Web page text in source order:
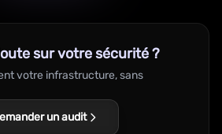
sur votre sécurité ?
votre infrastructure, sans
un audit